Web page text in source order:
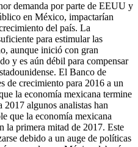
demanda por parte de EEUU y
en México, impactarían
del país. La
para estimular las
aunque inició con gran
y es aún débil para compensar
El Banco de
de crecimiento para 2016 a un
la economía mexicana termine
2017 algunos analistas han
que la economía mexicana
la primera mitad de 2017. Este
debido a un auge de políticas